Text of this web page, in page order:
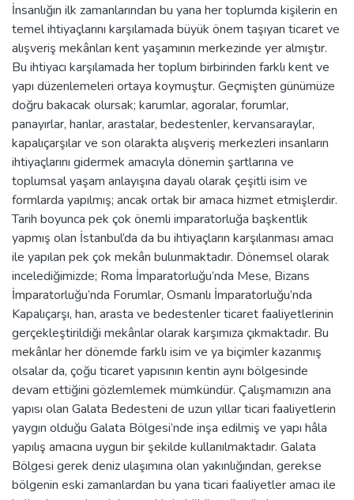
İnsanlığın ilk zamanlarından bu yana her toplumda kişilerin en
temel ihtiyaçlarını karşılamada büyük önem taşıyan ticaret ve
alışveriş mekânları kent yaşamının merkezinde yer almıştır.
Bu ihtiyacı karşılamada her toplum birbirinden farklı kent ve
yapı düzenlemeleri ortaya koymuştur. Geçmişten günümüze
doğru bakacak olursak; karumlar, agoralar, forumlar,
panayırlar, hanlar, arastalar, bedestenler, kervansaraylar,
kapalıçarşılar ve son olarakta alışveriş merkezleri insanların
ihtiyaçlarını gidermek amacıyla dönemin şartlarına ve
toplumsal yaşam anlayışına dayalı olarak çeşitli isim ve
formlarda yapılmış; ancak ortak bir amaca hizmet etmişlerdir.
Tarih boyunca pek çok önemli imparatorluğa başkentlik
yapmış olan İstanbul’da da bu ihtiyaçların karşılanması amacı
ile yapılan pek çok mekân bulunmaktadır. Dönemsel olarak
incelediğimizde; Roma İmparatorluğu’nda Mese, Bizans
İmparatorluğu’nda Forumlar, Osmanlı İmparatorluğu’nda
Kapalıçarşı, han, arasta ve bedestenler ticaret faaliyetlerinin
gerçekleştirildiği mekânlar olarak karşımıza çıkmaktadır. Bu
mekânlar her dönemde farklı isim ve ya biçimler kazanmış
olsalar da, çoğu ticaret yapısının kentin aynı bölgesinde
devam ettiğini gözlemlemek mümkündür. Çalışmamızın ana
yapısı olan Galata Bedesteni de uzun yıllar ticari faaliyetlerin
yaygın olduğu Galata Bölgesi’nde inşa edilmiş ve yapı hâla
yapılış amacına uygun bir şekilde kullanılmaktadır. Galata
Bölgesi gerek deniz ulaşımına olan yakınlığından, gerekse
bölgenin eski zamanlardan bu yana ticari faaliyetler amacı ile